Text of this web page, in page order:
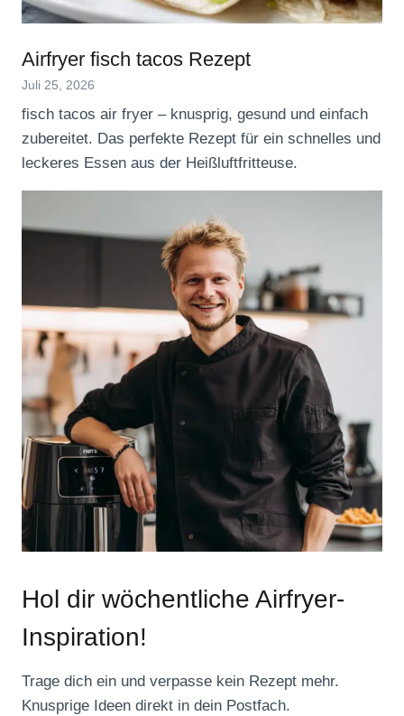
Airfryer fisch tacos Rezept
Juli 25, 2026
fisch tacos air fryer – knusprig, gesund und einfach
zubereitet. Das perfekte Rezept für ein schnelles und
leckeres Essen aus der Heißluftfritteuse.
Hol dir wöchentliche Airfryer-
Inspiration!
Trage dich ein und verpasse kein Rezept mehr.
Knusprige Ideen direkt in dein Postfach.